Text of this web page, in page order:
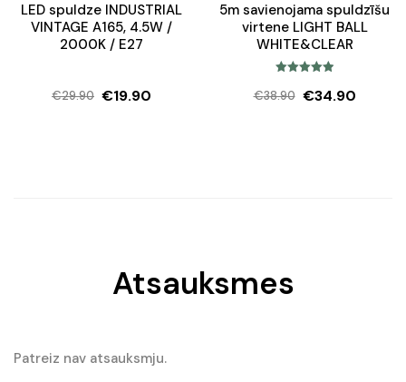
LED spuldze INDUSTRIAL
VINTAGE A165, 4.5W /
2000K / E27
€29.90
Original
€19.90
Current
5m savienojama spuldzīšu
virtene LIGHT BALL
WHITE&CLEAR
out of 5
€38.90
Original
€34.90
Current
Atsauksmes
Patreiz nav atsauksmju.